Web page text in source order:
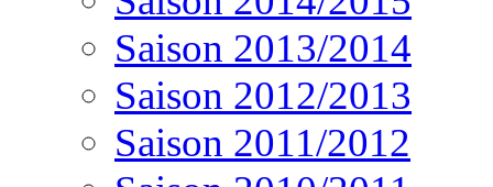
Saison 2013/2014
Saison 2012/2013
Saison 2011/2012